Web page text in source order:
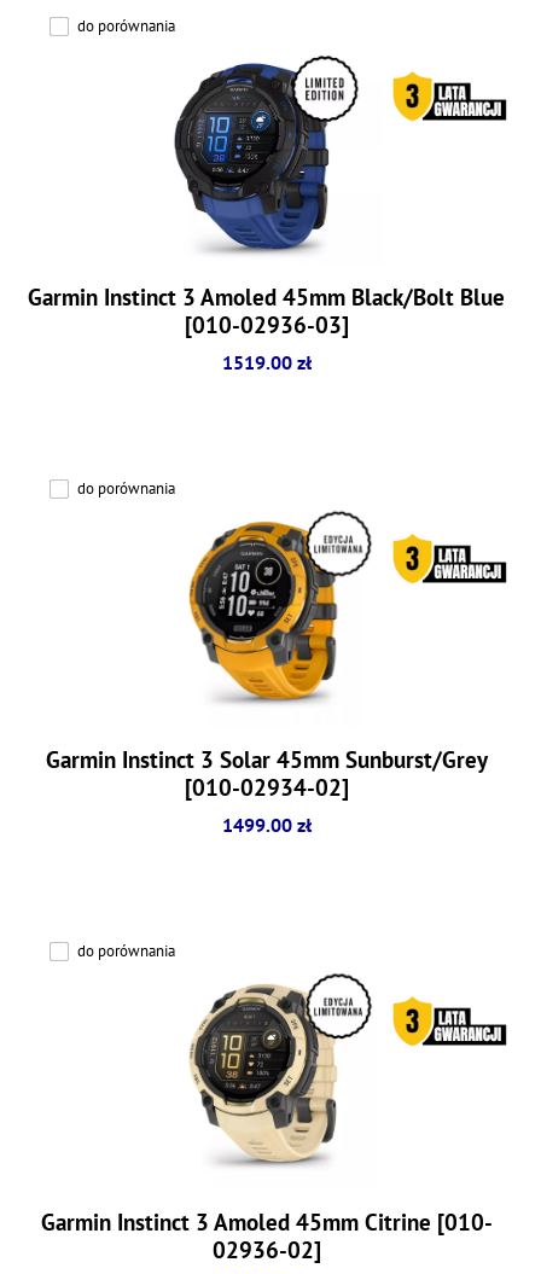
do porównania
Garmin Instinct 3 Amoled 45mm Black/Bolt Blue
[010-02936-03]
1519.00 zł
do porównania
Garmin Instinct 3 Solar 45mm Sunburst/Grey
[010-02934-02]
1499.00 zł
do porównania
Garmin Instinct 3 Amoled 45mm Citrine [010-
02936-02]